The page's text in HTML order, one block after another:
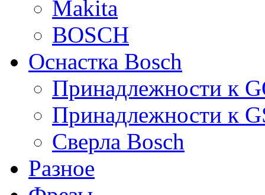
Makita
BOSCH
Оснастка Bosch
Принадлежности к
Принадлежности к
Сверла Bosch
Разное